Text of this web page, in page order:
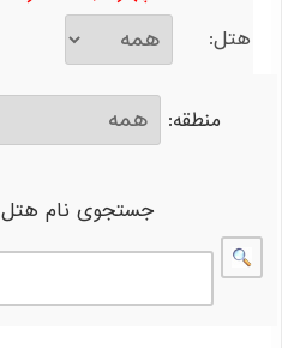
هتل:
منطقه:
جستجوی نام هتل